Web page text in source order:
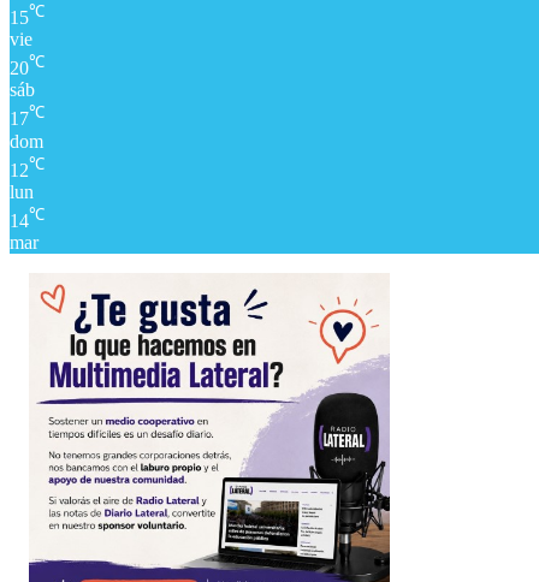
15℃
vie
20℃
sáb
17℃
dom
12℃
lun
14℃
mar